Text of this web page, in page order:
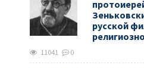
русской
11041 0